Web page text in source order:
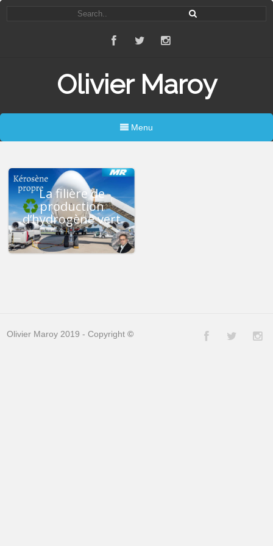
Olivier Maroy
Menu
La filière de
production
d’hydrogène vert
Olivier Maroy 2019 - Copyright©